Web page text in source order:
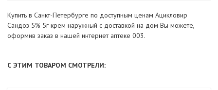
Купить в Санкт-Петербурге по доступным ценам Ацикловир
Сандоз 5% 5г крем наружный с доставкой на дом Вы можете,
оформив заказ в нашей интернет аптеке 003.
С ЭТИМ ТОВАРОМ СМОТРЕЛИ: